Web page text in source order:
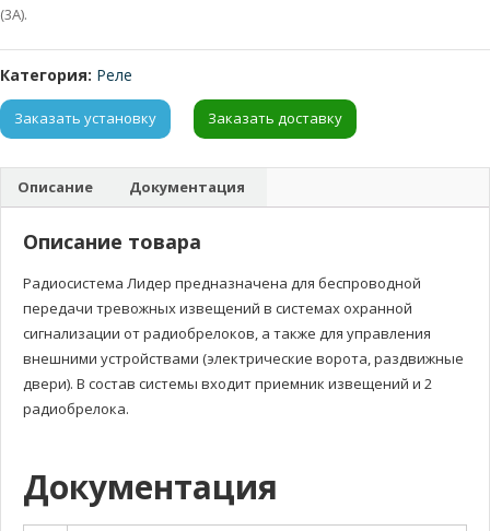
(3А).
Категория: Реле
Заказать установку Заказать доставку
Описание Документация
Описание товара
Радиосистема Лидер предназначена для беспроводной
передачи тревожных извещений в системах охранной
сигнализации от радиобрелоков, а также для управления
внешними устройствами (электрические ворота, раздвижные
двери). В состав системы входит приемник извещений и 2
радиобрелока.
Документация